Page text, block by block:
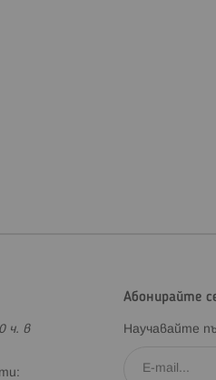
ч. в
Абонирайте
Научавайте